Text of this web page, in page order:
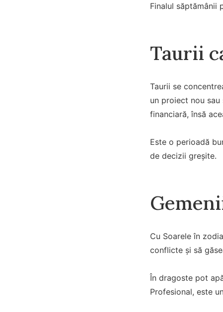
Finalul săptămânii
Taurii
Taurii se
un proiect nou
financiară, însă
Este o perioadă
de decizii greșite.
Cu Soarele în
conflicte și să
În dragoste pot
Profesional, este